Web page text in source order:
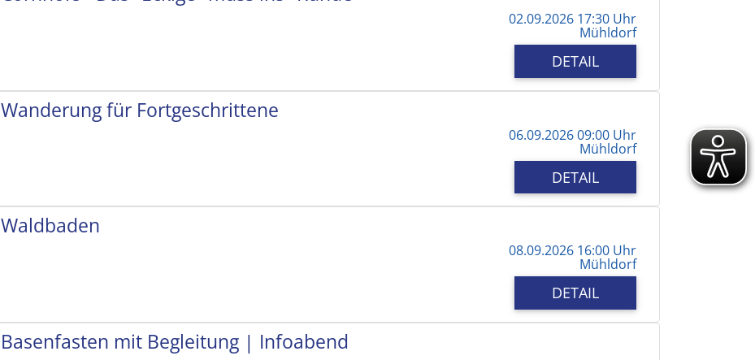
02.09.2026 17:30 Uhr
Mühldorf
DETAIL
Wanderung für Fortgeschrittene
06.09.2026 09:00 Uhr
Mühldorf
DETAIL
Waldbaden
08.09.2026 16:00 Uhr
Mühldorf
DETAIL
Basenfasten mit Begleitung | Infoabend